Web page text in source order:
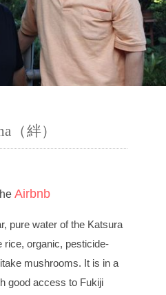
（絆）
Airbnb
pure water of the Katsura
rice, organic, pesticide-
mushrooms. It is in a
good access to Fukiji